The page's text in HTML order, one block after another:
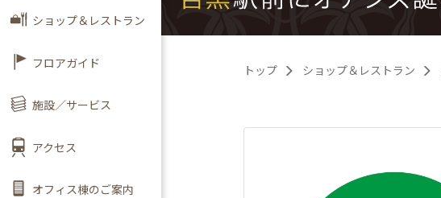
ショップ＆レストラン
フロアガイド
施設／サービス
アクセス
オフィス棟のご案内
トップ ショップ＆レストラン